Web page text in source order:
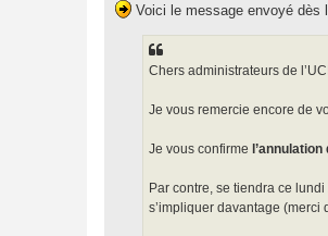
Voici le message envoyé dès
Chers administrateurs de
Je vous remercie encore de
Je vous confirme
Par contre, se tiendra ce
s’impliquer davantage